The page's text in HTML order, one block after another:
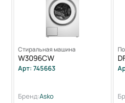
Стиральная машина
W3096CW
Арт: 745663
Бренд:Asko